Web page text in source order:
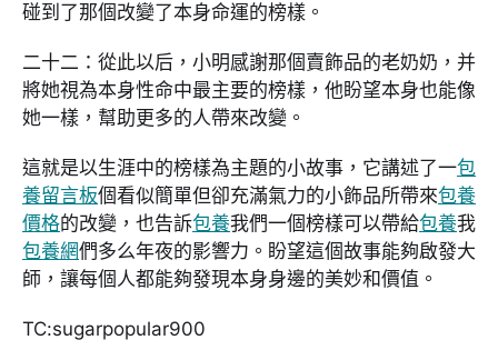
碰到了那個改變了本身命運的榜樣。
二十二：從此以后，小明感謝那個賣飾品的老奶奶，并
將她視為本身性命中最主要的榜樣，他盼望本身也能像
她一樣，幫助更多的人帶來改變。
這就是以生涯中的榜樣為主題的小故事，它講述了一包
養留言板個看似簡單但卻充滿氣力的小飾品所帶來包養
價格的改變，也告訴包養我們一個榜樣可以帶給包養我
包養網們多么年夜的影響力。盼望這個故事能夠啟發大
師，讓每個人都能夠發現本身身邊的美妙和價值。
TC:sugarpopular900